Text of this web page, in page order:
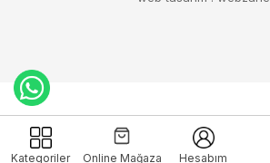
Kategoriler Online Mağaza Hesabım